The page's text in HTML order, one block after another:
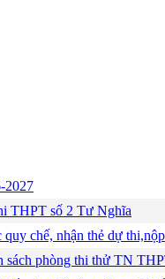
2027
THPT số 2 Tư Nghĩa
chế, nhận thẻ dự
sách phòng thi thử TN